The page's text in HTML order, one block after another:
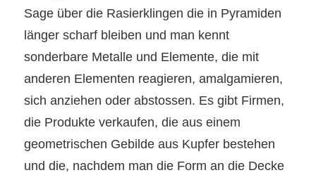
Sage über die Rasierklingen die in Pyramiden
länger scharf bleiben und man kennt
sonderbare Metalle und Elemente, die mit
anderen Elementen reagieren, amalgamieren,
sich anziehen oder abstossen. Es gibt Firmen,
die Produkte verkaufen, die aus einem
geometrischen Gebilde aus Kupfer bestehen
und die, nachdem man die Form an die Decke